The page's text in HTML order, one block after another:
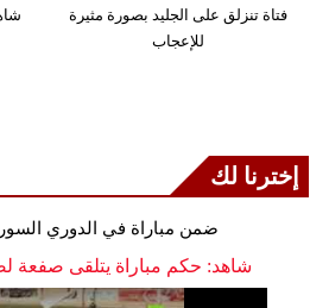
فتاة تنزلق على الجليد بصورة مثيرة
للإعجاب
إخترنا لك
ضمن مباراة في الدوري
شاهد: حكم مباراة يتلقى صفعة